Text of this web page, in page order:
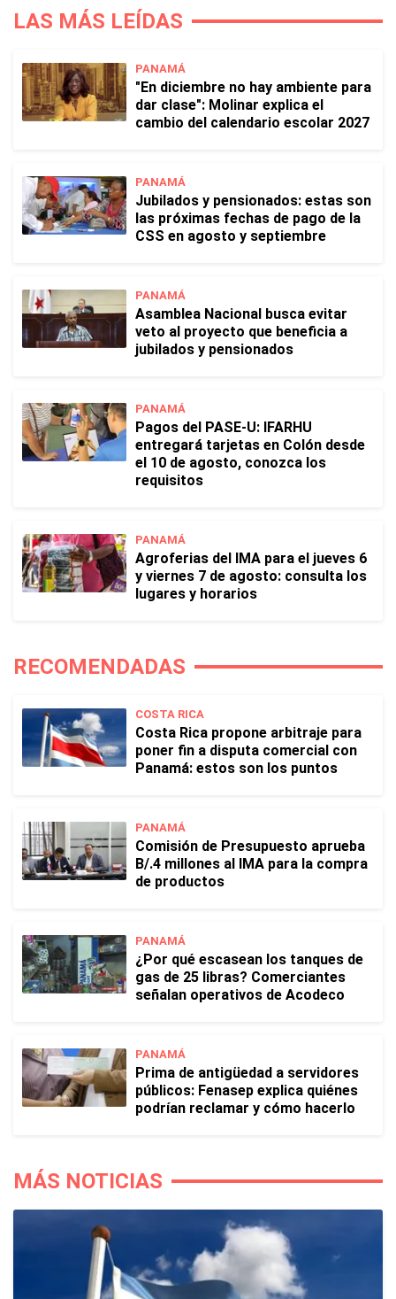
LAS MÁS LEÍDAS
PANAMÁ
"En diciembre no hay ambiente para
dar clase": Molinar explica el
cambio del calendario escolar 2027
PANAMÁ
Jubilados y pensionados: estas son
las próximas fechas de pago de la
CSS en agosto y septiembre
PANAMÁ
Asamblea Nacional busca evitar
veto al proyecto que beneficia a
jubilados y pensionados
PANAMÁ
Pagos del PASE-U: IFARHU
entregará tarjetas en Colón desde
el 10 de agosto, conozca los
requisitos
PANAMÁ
Agroferias del IMA para el jueves 6
y viernes 7 de agosto: consulta los
lugares y horarios
RECOMENDADAS
COSTA RICA
Costa Rica propone arbitraje para
poner fin a disputa comercial con
Panamá: estos son los puntos
PANAMÁ
Comisión de Presupuesto aprueba
B/.4 millones al IMA para la compra
de productos
PANAMÁ
¿Por qué escasean los tanques de
gas de 25 libras? Comerciantes
señalan operativos de Acodeco
PANAMÁ
Prima de antigüedad a servidores
públicos: Fenasep explica quiénes
podrían reclamar y cómo hacerlo
MÁS NOTICIAS